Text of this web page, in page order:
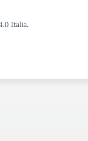
Italia.